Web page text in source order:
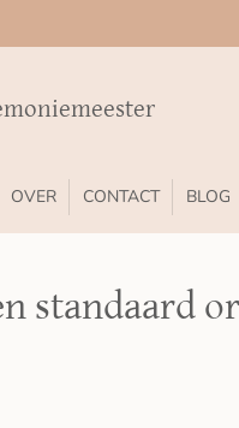
OVER CONTACT BLOG
standaard